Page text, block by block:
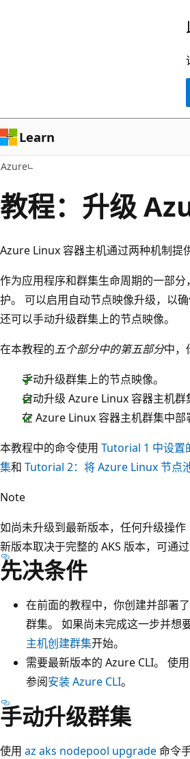
容
Learn
Azure
教程：升级
Azure Linux 容器主机通过两种机制提
作为应用程序和群集生命周期的一部
护。 可以启用自动节点映像升级，以
还可以手动升级群集上的节点映像。
在本教程的五个部分中的第五部分中，
手动升级群集上的节点映像。
自动升级 Azure Linux 容器主机群
在 Azure Linux 容器主机群集中部
本教程中的命令使用 Tutorial 1 中设置
集和 Tutorial 2：将 Azure Linux 节点
Note
如尚未升级到最新版本，任何升级操
新版本取决于完整的 AKS 版本，可通
先决条件
在前面的教程中，你创建并部署
群集。 如果尚未完成这一步并想
主机创建群集开始。
需要最新版本的 Azure CLI。 使用
参阅安装 Azure CLI。
手动升级群集
使用 az aks nodepool upgrade命令